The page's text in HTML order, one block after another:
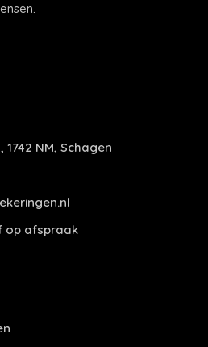
NM, Schagen
op afspraak